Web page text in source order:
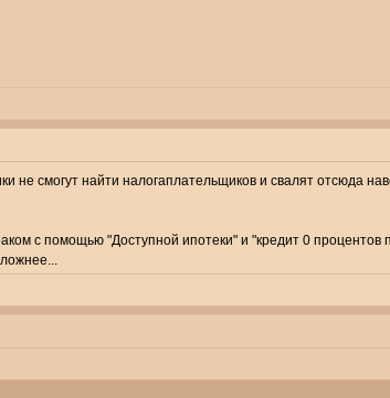
не смогут найти налогаплательщиков и свалят отсюда
с помощью "Доступной ипотеки" и "кредит 0 процентов